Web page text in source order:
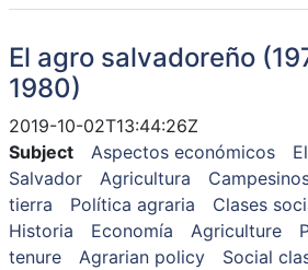
El agro salvadoreño
1980)
2019-10-02T13:44:26Z
Subject
Aspectos económicos
El
Salvador
Agricultura
tierra
Política agraria Clases
Historia
Economía Agriculture
tenure
Agrarian policy Social